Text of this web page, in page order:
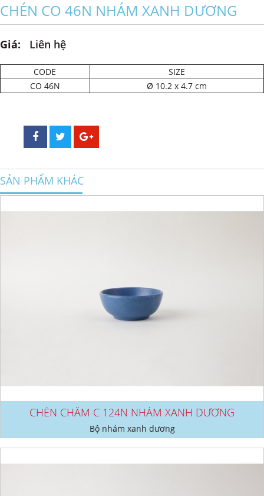
CHÉN CO 46N NHÁM XANH DƯƠNG
Giá: Liên hệ
CODE
SIZE
CO 46N
Ø 10.2 x 4.7 cm
SẢN PHẨM KHÁC
CHÉN CHẤM C 124N NHÁM XANH DƯƠNG
Bộ nhám xanh dương